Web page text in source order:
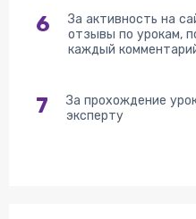
6
За активность на
отзывы по урокам,
каждый
7
За прохождение
эксперту